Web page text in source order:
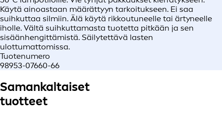
Käytä ainoastaan määrättyyn tarkoitukseen. Ei saa
suihkuttaa silmiin. Älä käytä rikkoutuneelle tai ärtyneelle
iholle. Vältä suihkuttamasta tuotetta pitkään ja sen
sisäänhengittämistä. Säilytettävä lasten
ulottumattomissa.
Tuotenumero
98953-07660-66
Samankaltaiset
tuotteet